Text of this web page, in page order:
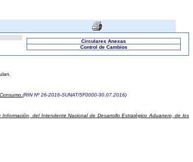
Circulares Anexas
Control de Cambios
(RIN Nº 26-2016-SUNAT/5F0000-30.07.2016)
del Intendente Nacional de Desarrollo Estratégico Aduanero, de los